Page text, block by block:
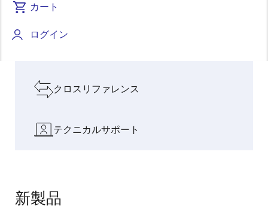
カート
ログイン
ソフトウェアとツール
クロスリファレンス
テクニカルサポート
新製品